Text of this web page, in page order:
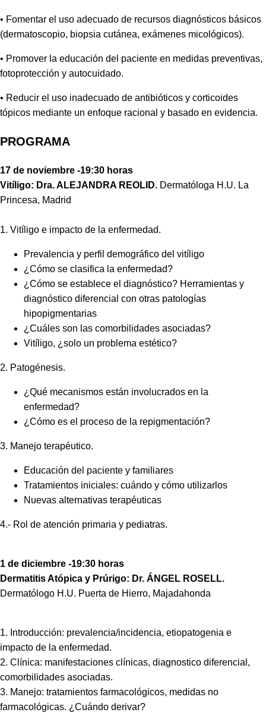
• Fomentar el uso adecuado de recursos diagnósticos básicos
(dermatoscopio, biopsia cutánea, exámenes micológicos).
• Promover la educación del paciente en medidas preventivas,
fotoprotección y autocuidado.
• Reducir el uso inadecuado de antibióticos y corticoides
tópicos mediante un enfoque racional y basado en evidencia.
PROGRAMA
17 de noviembre -19:30 horas
Vitíligo: Dra. ALEJANDRA REOLID. Dermatóloga H.U. La
Princesa, Madrid
1. Vitíligo e impacto de la enfermedad.
Prevalencia y perfil demográfico del vitíligo
¿Cómo se clasifica la enfermedad?
¿Cómo se establece el diagnóstico? Herramientas y
diagnóstico diferencial con otras patologías
hipopigmentarias
¿Cuáles son las comorbilidades asociadas?
Vitíligo, ¿solo un problema estético?
2. Patogénesis.
¿Qué mecanismos están involucrados en la
enfermedad?
¿Cómo es el proceso de la repigmentación?
3. Manejo terapéutico.
Educación del paciente y familiares
Tratamientos iniciales: cuándo y cómo utilizarlos
Nuevas alternativas terapéuticas
4.- Rol de atención primaria y pediatras.
1 de diciembre -19:30 horas
Dermatitis Atópica y Prúrigo: Dr. ÁNGEL ROSELL.
Dermatólogo H.U. Puerta de Hierro, Majadahonda
1. Introducción: prevalencia/incidencia, etiopatogenia e
impacto de la enfermedad.
2. Clínica: manifestaciones clínicas, diagnostico diferencial,
comorbilidades asociadas.
3. Manejo: tratamientos farmacológicos, medidas no
farmacológicas. ¿Cuándo derivar?